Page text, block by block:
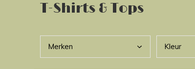
T-Shirts & Tops
Merken Kleur